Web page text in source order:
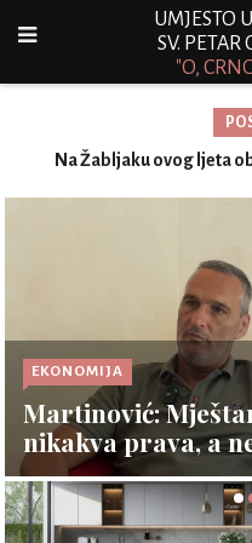
UMJESTO
SV. PETAR
"O,
Na Žabljaku ovog ljeta
EKONOMIJA
Martinović:
nikakva prava, a
investira